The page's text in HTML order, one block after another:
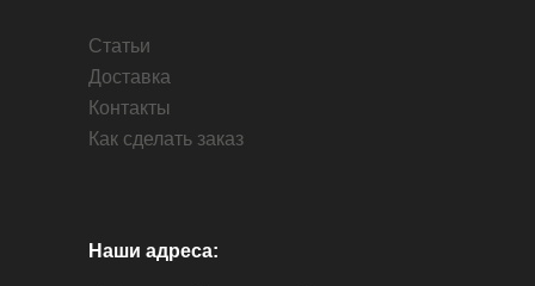
Наши адреса:
Статьи
Доставка
Контакты
Как сделать заказ